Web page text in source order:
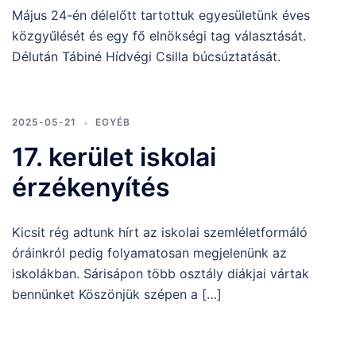
Május 24-én délelőtt tartottuk egyesületünk éves
közgyűlését és egy fő elnökségi tag választását.
Délután Tábiné Hídvégi Csilla búcsúztatását.
2025-05-21 EGYÉB
17. kerület iskolai
érzékenyítés
Kicsit rég adtunk hírt az iskolai szemléletformáló
óráinkról pedig folyamatosan megjelenünk az
iskolákban. Sárisápon több osztály diákjai vártak
bennünket Köszönjük szépen a […]